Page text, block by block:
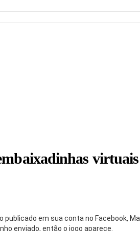
virtuais
em sua conta no Facebook,
enviado, então o jogo aparece.